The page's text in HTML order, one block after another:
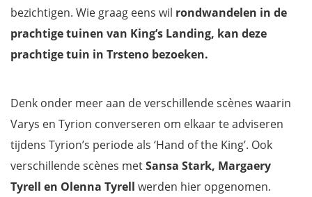
bezichtigen. Wie graag eens wil rondwandelen in de
prachtige tuinen van King’s Landing, kan deze
prachtige tuin in Trsteno bezoeken.
Denk onder meer aan de verschillende scènes waarin
Varys en Tyrion converseren om elkaar te adviseren
tijdens Tyrion’s periode als ‘Hand of the King’. Ook
verschillende scènes metSansa Stark, Margaery
Tyrell en Olenna Tyrell werden hier opgenomen.